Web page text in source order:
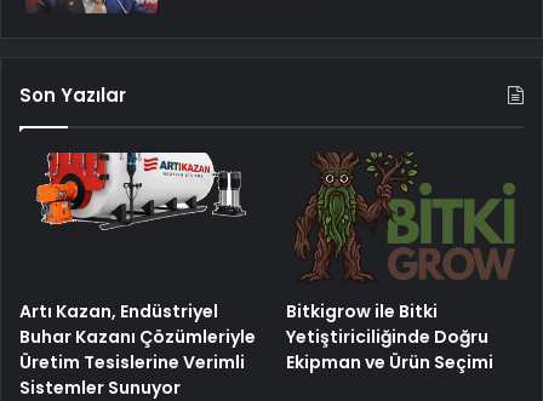
Son Yazılar
Artı Kazan, Endüstriyel
Buhar Kazanı Çözümleriyle
Üretim Tesislerine Verimli
Sistemler Sunuyor
Bitkigrow ile Bitki
Yetiştiriciliğinde Doğru
Ekipman ve Ürün Seçimi